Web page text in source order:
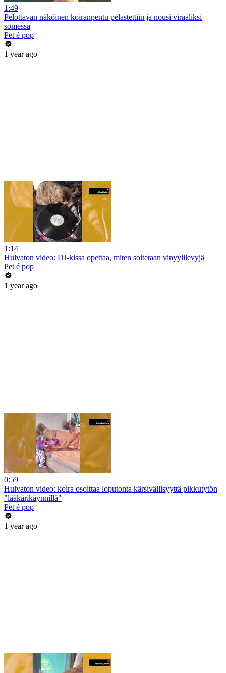
1:49
Pelottavan näköinen koiranpentu pelastettiin ja nousi viraaliksi
somessa
Pet é pop
1 year ago
1:14
Hulvaton video: DJ-kissa opettaa, miten soitetaan vinyylilevyjä
Pet é pop
1 year ago
0:59
Hulvaton video: koira osoittaa loputonta kärsivällisyyttä pikkutytön
"lääkärikäynnillä"
Pet é pop
1 year ago